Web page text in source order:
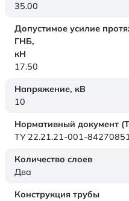
35.00
Допустимое усилие
ГНБ,
кН
17.50
Напряжение, кВ
10
Нормативный документ
ТУ 22.21.21-001-
Количество слоев
Два
Конструкция трубы